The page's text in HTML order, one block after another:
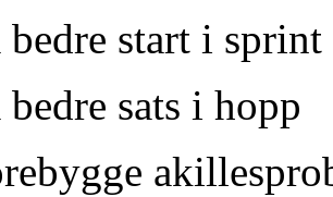
start i sprint
sats i hopp